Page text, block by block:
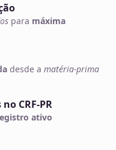
para máxima
desde a matéria-prima
CRF-PR
ativo